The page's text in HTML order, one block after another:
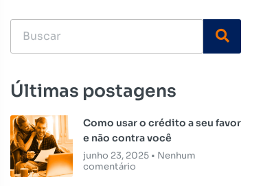
Últimas postagens
Como usar o crédito a seu favor
e não contra você
junho 23, 2025
Nenhum
comentário